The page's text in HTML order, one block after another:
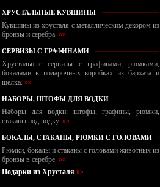
ХРУСТАЛЬНЫЕ КУВШИНЫ
Кувшины из хрусталя с металлическим декором из
бронзы и серебра. »»
СЕРВИЗЫ С ГРАФИНАМИ
Хрустальные сервизы с графинами, рюмками,
бокалами в подарочных коробках из бархата и
шелка. »»
НАБОРЫ, ШТОФЫ ДЛЯ ВОДКИ
Наборы для водки: штофы, графины, рюмки,
стаканы под водку. »»
БОКАЛЫ, СТАКАНЫ, РЮМКИ С ГОЛОВАМИ
Рюмки, бокалы и стаканы с головами животных из
бронзы в серебре. »»
Подарки из Хрусталя »»